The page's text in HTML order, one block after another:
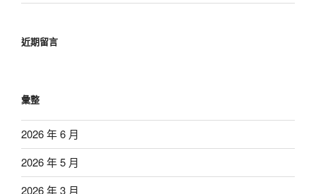
近期留言
彙整
2026 年 6 月
2026 年 5 月
2026 年 3 月